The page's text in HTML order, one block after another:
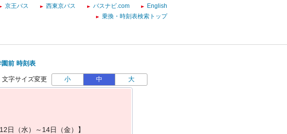
京王バス 西東京バス バスナビ.com
English
乗換・時刻表検索トップ
園前 時刻表
文字サイズ変更 小 中 大
1 2日 （水） ～ 14日 （金）
】